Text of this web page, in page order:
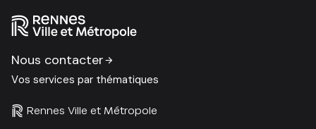
Nous contacter
Vos services par thématiques
Rennes Ville et Métropole